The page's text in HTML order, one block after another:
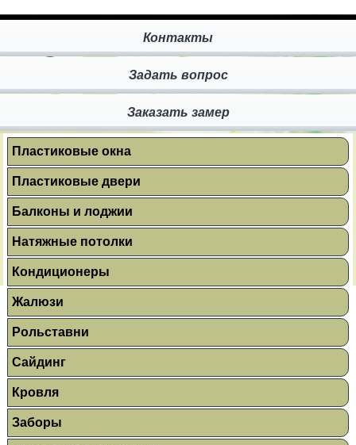
Контакты
Задать вопрос
Заказать замер
Пластиковые окна
Пластиковые двери
Балконы и лоджии
Натяжные потолки
Кондиционеры
Жалюзи
Рольставни
Сайдинг
Кровля
Заборы